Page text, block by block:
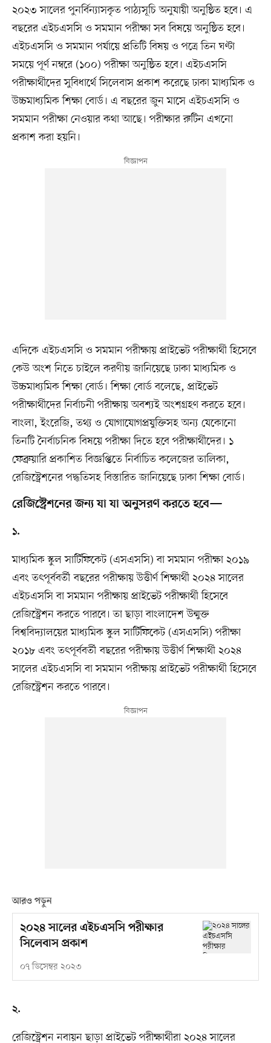
২০২৩ সালের পুনর্বিন্যাসকৃত পাঠ্যসূচি অনুযায়ী অনুষ্ঠিত হবে। এ
বছরের এইচএসসি ও সমমান পরীক্ষা সব বিষয়ে অনুষ্ঠিত হবে।
এইচএসসি ও সমমান পর্যায়ে প্রতিটি বিষয় ও পত্রে তিন ঘণ্টা
সময়ে পূর্ণ নম্বরে (১০০) পরীক্ষা অনুষ্ঠিত হবে। এইচএসসি
পরীক্ষার্থীদের সুবিধার্থে সিলেবাস প্রকাশ করেছে ঢাকা মাধ্যমিক ও
উচ্চমাধ্যমিক শিক্ষা বোর্ড। এ বছরের জুন মাসে এইচএসসি ও
সমমান পরীক্ষা নেওয়ার কথা আছে। পরীক্ষার রুটিন এখনো
প্রকাশ করা হয়নি।
এদিকে এইচএসসি ও সমমান পরীক্ষায় প্রাইভেট পরীক্ষার্থী হিসেবে
কেউ অংশ নিতে চাইলে করণীয় জানিয়েছে ঢাকা মাধ্যমিক ও
উচ্চমাধ্যমিক শিক্ষা বোর্ড। শিক্ষা বোর্ড বলেছে, প্রাইভেট
পরীক্ষার্থীদের নির্বাচনী পরীক্ষায় অবশ্যই অংশগ্রহণ করতে হবে।
বাংলা, ইংরেজি, তথ্য ও যোগাযোগপ্রযুক্তিসহ অন্য যেকোনো
তিনটি নৈর্বাচনিক বিষয়ে পরীক্ষা দিতে হবে পরীক্ষার্থীদের। ১
ফেব্রুয়ারি প্রকাশিত বিজ্ঞপ্তিতে নির্বাচিত কলেজের তালিকা,
রেজিস্ট্রেশনের পদ্ধতিসহ বিস্তারিত জানিয়েছে ঢাকা শিক্ষা বোর্ড।
রেজিস্ট্রেশনের জন্য যা যা অনুসরণ করতে হবে—
১.
মাধ্যমিক স্কুল সার্টিফিকেট (এসএসসি) বা সমমান পরীক্ষা ২০১৯
এবং তৎপূর্ববর্তী বছরের পরীক্ষায় উত্তীর্ণ শিক্ষার্থী ২০২৪ সালের
এইচএসসি বা সমমান পরীক্ষায় প্রাইভেট পরীক্ষার্থী হিসেবে
রেজিস্ট্রেশন করতে পারবে। তা ছাড়া বাংলাদেশ উন্মুক্ত
বিশ্ববিদ্যালয়ের মাধ্যমিক স্কুল সার্টিফিকেট (এসএসসি) পরীক্ষা
২০১৮ এবং তৎপূর্ববর্তী বছরের পরীক্ষায় উত্তীর্ণ শিক্ষার্থী ২০২৪
সালের এইচএসসি বা সমমান পরীক্ষায় প্রাইভেট পরীক্ষার্থী হিসেবে
রেজিস্ট্রেশন করতে পারবে।
আরও পড়ুন
২০২৪ সালের এইচএসসি পরীক্ষার
সিলেবাস প্রকাশ
০৭ ডিসেম্বর ২০২৩
২.
রেজিস্ট্রেশন নবায়ন ছাড়া প্রাইভেট পরীক্ষার্থীরা ২০২৪ সালের